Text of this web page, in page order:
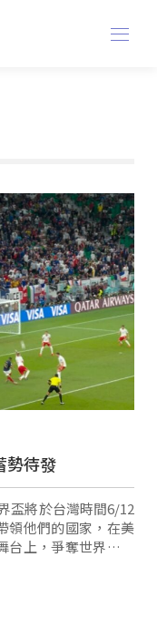
勢待發
盃將於台灣時間6/12
領他們的國家，在美
上，爭奪世界冠軍